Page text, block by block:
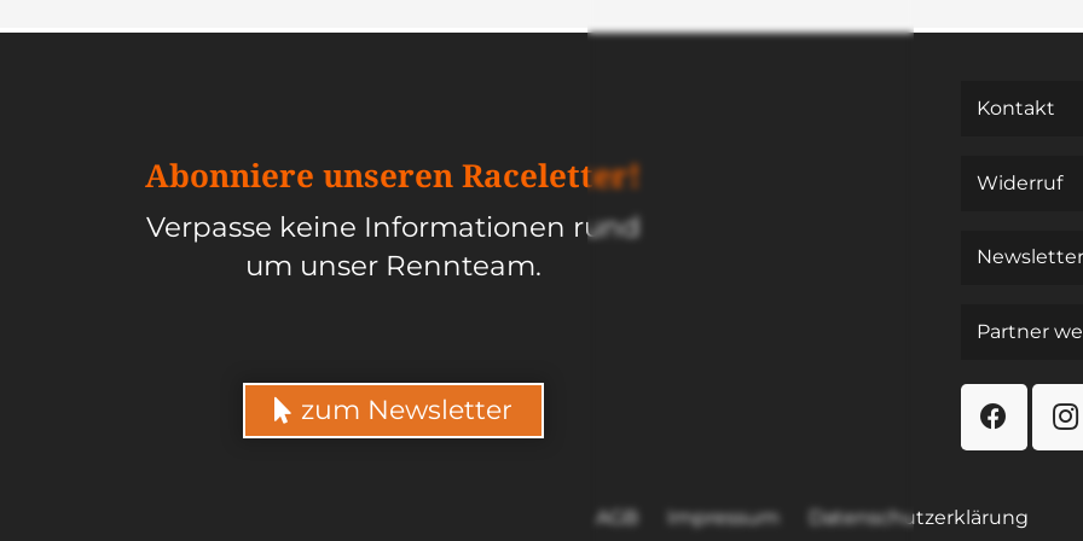
Abon­nie­re unse­ren Race­let­ter!
Ver­pas­se kei­ne Infor­ma­tio­nen rund
um unser Renn­team.
zum Newsletter
Kon­takt
Wider­ruf
Part­ner
AGB Impres­sum Daten­schutz­er­klä­rung